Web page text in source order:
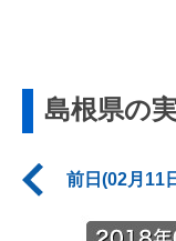
島根県の
前日(02月11